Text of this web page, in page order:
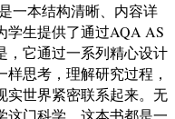
是一本结构清晰、内容详
学生提供了通过AQA AS
，它通过一系列精心设计
思考，理解研究过程，
实世界紧密联系起来。无
这门科学，这本书都是一